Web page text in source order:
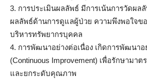
3. การประเมินผลลัพธ์ มีการเน้นการวัดผล
ผลลัพธ์ด้านการดูแลผู้ป่วย ความพึงพอใจข
บริหารทรัพยากรบุคคล
4. การพัฒนาอย่างต่อเนื่อง เกิดการพัฒนาอ
(Continuous Improvement) เพื่อรักษามาต
และยกระดับคุณภาพ